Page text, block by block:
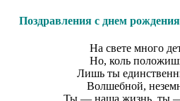
Поздравления с днем
На свете много
Но, коль
Лишь ты
Волшебной,